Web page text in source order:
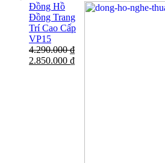
Đồng Hồ
Đồng Trang
Trí Cao Cấp
VP15
4.290.000₫
2.850.000 ₫